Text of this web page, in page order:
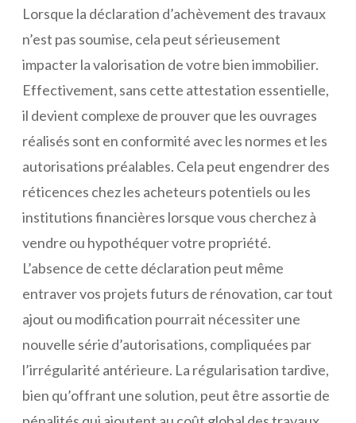
Lorsque la déclaration d’achèvement des travaux
n’est pas soumise, cela peut sérieusement
impacter la valorisation de votre bien immobilier.
Effectivement, sans cette attestation essentielle,
il devient complexe de prouver que les ouvrages
réalisés sont en conformité avec les normes et les
autorisations préalables. Cela peut engendrer des
réticences chez les acheteurs potentiels ou les
institutions financières lorsque vous cherchez à
vendre ou hypothéquer votre propriété.
L’absence de cette déclaration peut même
entraver vos projets futurs de rénovation, car tout
ajout ou modification pourrait nécessiter une
nouvelle série d’autorisations, compliquées par
l’irrégularité antérieure. La régularisation tardive,
bien qu’offrant une solution, peut être assortie de